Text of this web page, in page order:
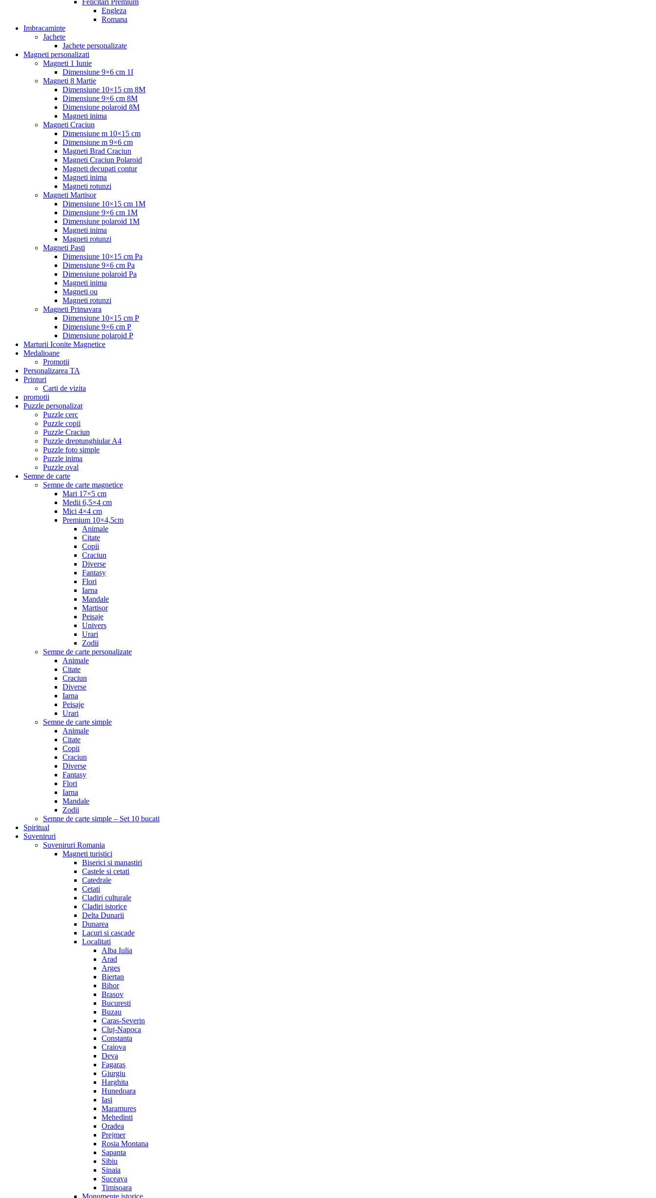
Felicitari Premium
Engleza
Romana
Imbracaminte
Jachete
Jachete personalizate
Magneti personalizati
Magneti 1 Iunie
Dimensiune 9×6 cm 1I
Magneti 8 Martie
Dimensiune 10×15 cm 8M
Dimensiune 9×6 cm 8M
Dimensiune polaroid 8M
Magneti inima
Magneti Craciun
Dimensiune m 10×15 cm
Dimensiune m 9×6 cm
Magneti Brad Craciun
Magneti Craciun Polaroid
Magneti decupati contur
Magneti inima
Magneti rotunzi
Magneti Martisor
Dimensiune 10×15 cm 1M
Dimensiune 9×6 cm 1M
Dimensiune polaroid 1M
Magneti inima
Magneti rotunzi
Magneti Pasti
Dimensiune 10×15 cm Pa
Dimensiune 9×6 cm Pa
Dimensiune polaroid Pa
Magneti inima
Magneti ou
Magneti rotunzi
Magneti Primavara
Dimensiune 10×15 cm P
Dimensiune 9×6 cm P
Dimensiune polaroid P
Marturii Iconite Magnetice
Medalioane
Promotii
Personalizarea TA
Printuri
Carti de vizita
promotii
Puzzle personalizat
Puzzle cerc
Puzzle copii
Puzzle Craciun
Puzzle dreptunghiular A4
Puzzle foto simple
Puzzle inima
Puzzle oval
Semne de carte
Semne de carte magnetice
Mari 17×5 cm
Medii 6,5×4 cm
Mici 4×4 cm
Premium 10×4,5cm
Animale
Citate
Copii
Craciun
Diverse
Fantasy
Flori
Iarna
Mandale
Martisor
Peisaje
Univers
Urari
Zodii
Semne de carte personalizate
Animale
Citate
Craciun
Diverse
Iarna
Peisaje
Urari
Semne de carte simple
Animale
Citate
Copii
Craciun
Diverse
Fantasy
Flori
Iarna
Mandale
Zodii
Semne de carte simple – Set 10 bucati
Spiritual
Suveniruri
Suveniruri Romania
Magneti turistici
Biserici si manastiri
Castele si cetati
Catedrale
Cetati
Cladiri culturale
Cladiri istorice
Delta Dunarii
Dunarea
Lacuri si cascade
Localitati
Alba Iulia
Arad
Arges
Biertan
Bihor
Brasov
Bucuresti
Buzau
Caras-Severin
Cluj-Napoca
Constanta
Craiova
Deva
Fagaras
Giurgiu
Harghita
Hunedoara
Iasi
Maramures
Mehedinti
Oradea
Prejmer
Rosia Montana
Sapanta
Sibiu
Sinaia
Suceava
Timisoara
Monumente istorice